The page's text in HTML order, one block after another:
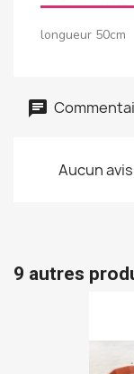
longueur 50cm
Aucun
9 autres